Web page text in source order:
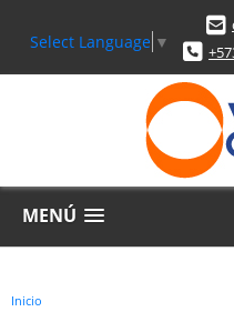
Select Language ▼
MENÚ
Inicio